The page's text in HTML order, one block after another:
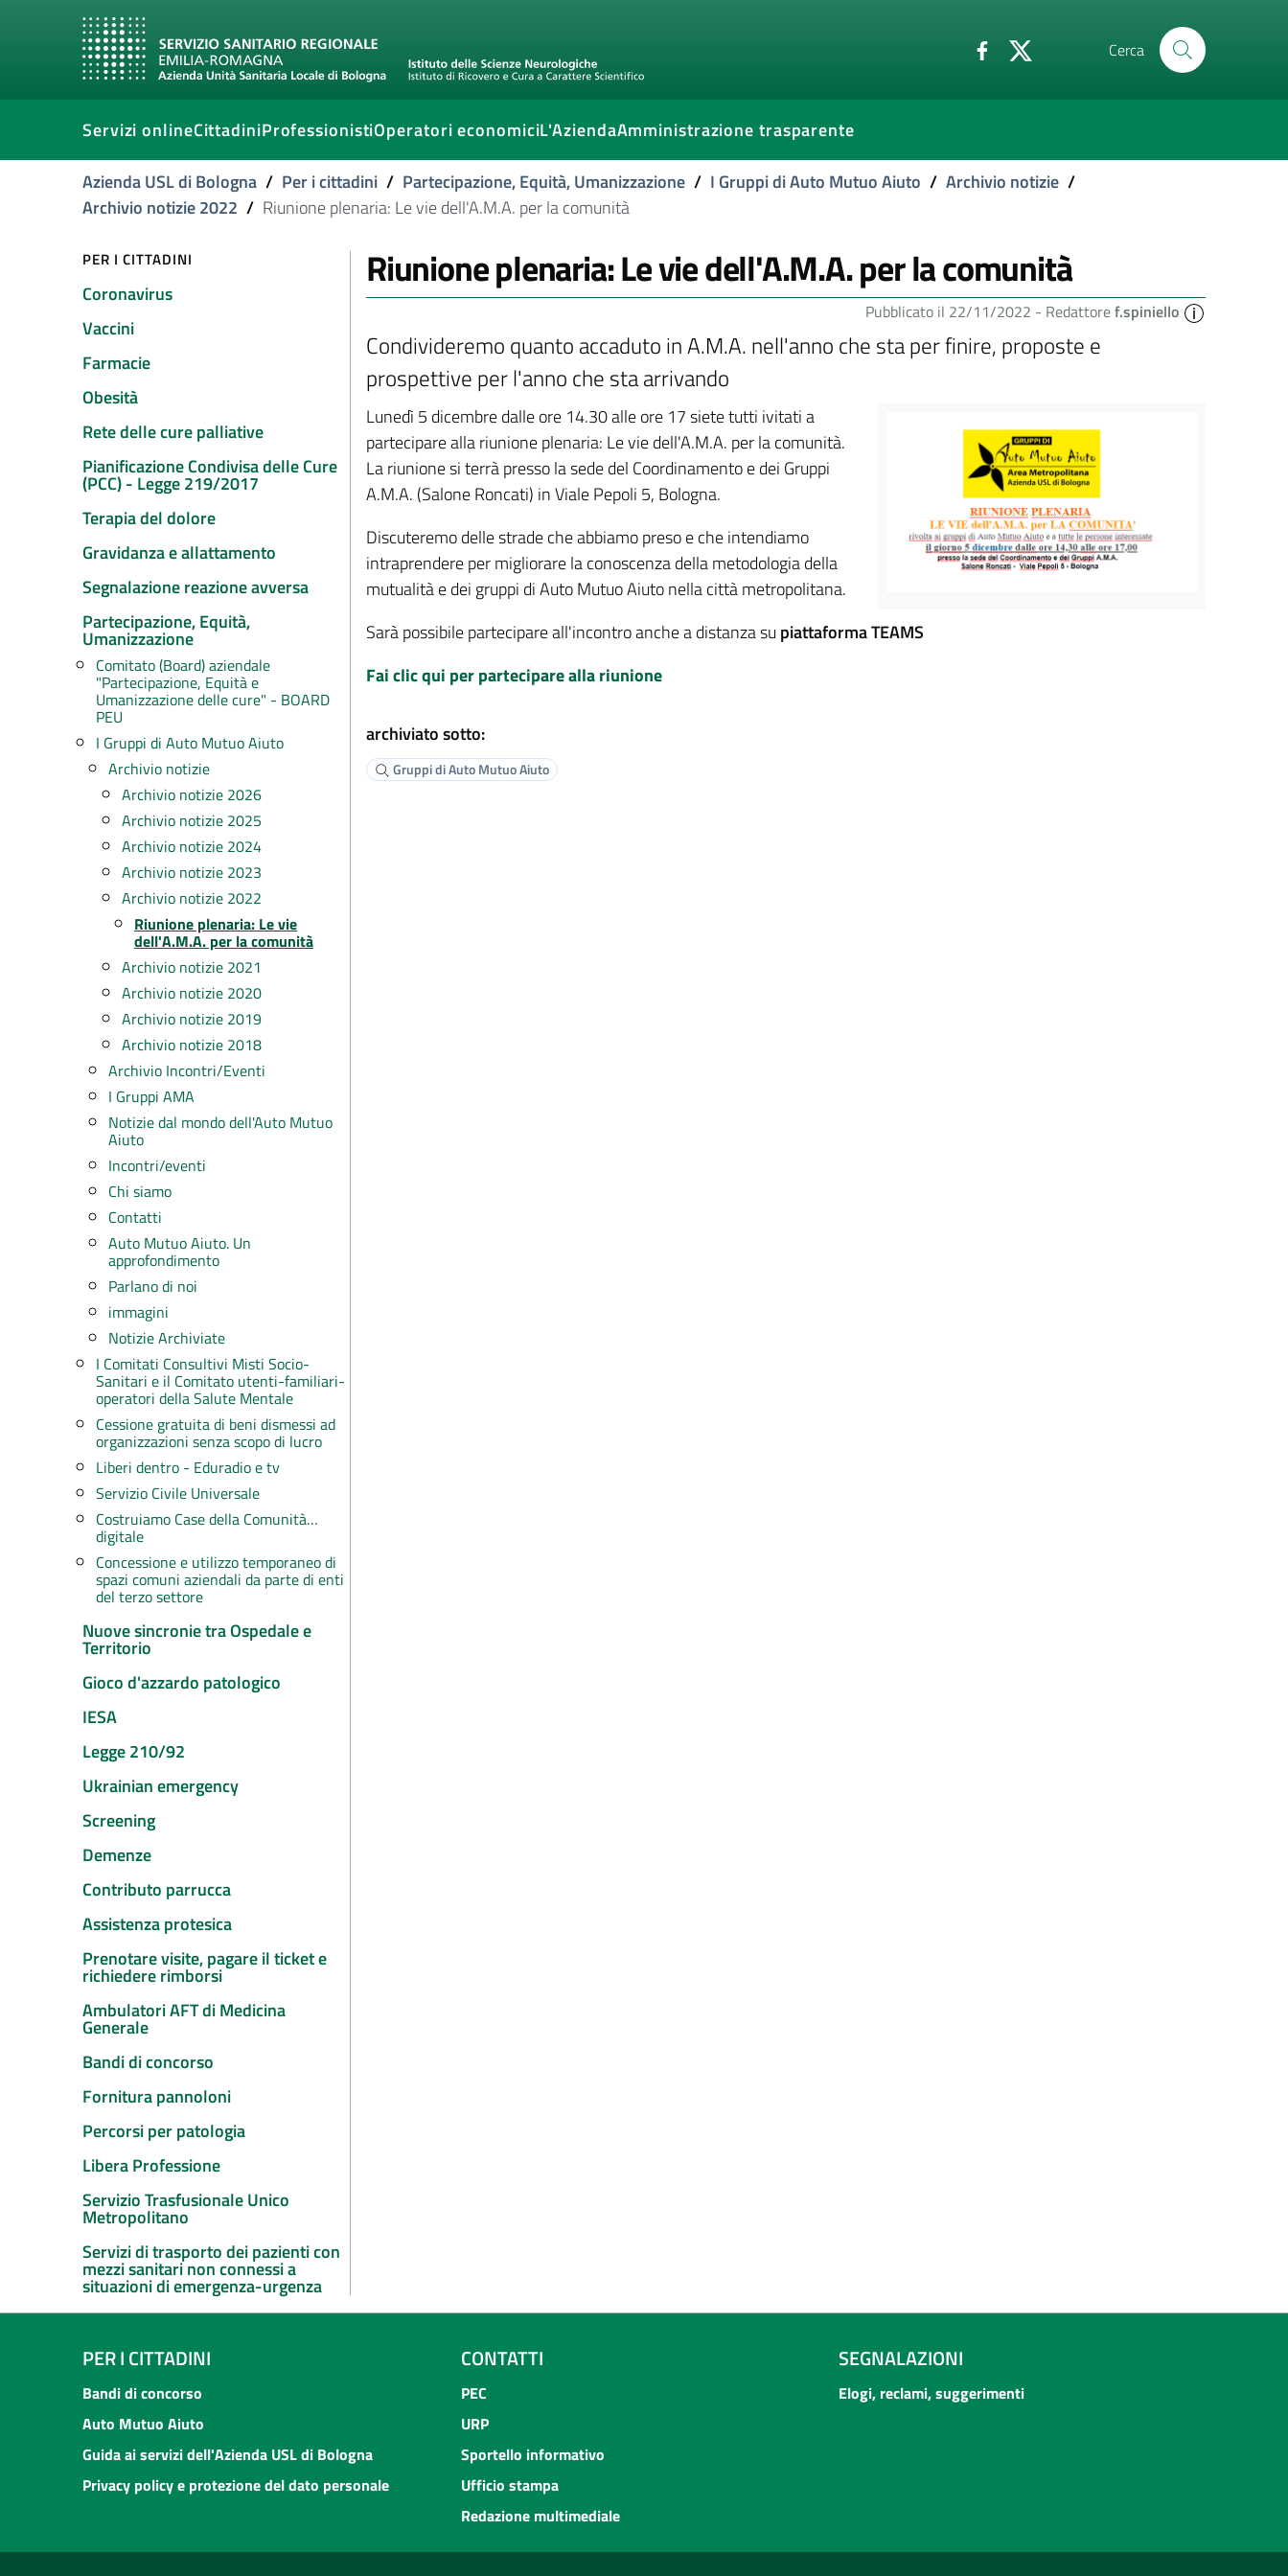
Cerca
Servizi onlineCittadiniProfessionistiOperatori economiciL'AziendaAmministrazione trasparente
Azienda USL di Bologna / Per i cittadini / Partecipazione, Equità, Umanizzazione / I Gruppi di Auto Mutuo Aiuto / Archivio notizie /
Archivio notizie 2022 / Riunione plenaria: Le vie dell'A.M.A. per la comunità
PER I CITTADINI
Coronavirus
Vaccini
Farmacie
Obesità
Rete delle cure palliative
Pianificazione Condivisa delle Cure
(PCC) - Legge 219/2017
Terapia del dolore
Gravidanza e allattamento
Segnalazione reazione avversa
Partecipazione, Equità,
Umanizzazione
Comitato (Board) aziendale
"Partecipazione, Equità e
Umanizzazione delle cure" - BOARD
PEU
I Gruppi di Auto Mutuo Aiuto
Archivio notizie
Archivio notizie 2026
Archivio notizie 2025
Archivio notizie 2024
Archivio notizie 2023
Archivio notizie 2022
Riunione plenaria: Le vie
dell'A.M.A. per la comunità
Archivio notizie 2021
Archivio notizie 2020
Archivio notizie 2019
Archivio notizie 2018
Archivio Incontri/Eventi
I Gruppi AMA
Notizie dal mondo dell'Auto Mutuo
Aiuto
Incontri/eventi
Chi siamo
Contatti
Auto Mutuo Aiuto. Un
approfondimento
Parlano di noi
immagini
Notizie Archiviate
I Comitati Consultivi Misti Socio-
Sanitari e il Comitato utenti-familiari-
operatori della Salute Mentale
Cessione gratuita di beni dismessi ad
organizzazioni senza scopo di lucro
Liberi dentro - Eduradio e tv
Servizio Civile Universale
Costruiamo Case della Comunità…
digitale
Concessione e utilizzo temporaneo di
spazi comuni aziendali da parte di enti
del terzo settore
Nuove sincronie tra Ospedale e
Territorio
Gioco d'azzardo patologico
IESA
Legge 210/92
Ukrainian emergency
Screening
Demenze
Contributo parrucca
Assistenza protesica
Prenotare visite, pagare il ticket e
richiedere rimborsi
Ambulatori AFT di Medicina
Generale
Bandi di concorso
Fornitura pannoloni
Percorsi per patologia
Libera Professione
Servizio Trasfusionale Unico
Metropolitano
Servizi di trasporto dei pazienti con
mezzi sanitari non connessi a
situazioni di emergenza-urgenza
Riunione plenaria: Le vie dell'A.M.A. per la comunità
Pubblicato il 22/11/2022 - Redattoref.spiniello
Condivideremo quanto accaduto in A.M.A. nell'anno che sta per finire, proposte e
prospettive per l'anno che sta arrivando
Lunedì 5 dicembre dalle ore 14.30 alle ore 17 siete tutti ivitati a
partecipare alla riunione plenaria: Le vie dell'A.M.A. per la comunità.
La riunione si terrà presso la sede del Coordinamento e dei Gruppi
A.M.A. (Salone Roncati) in Viale Pepoli 5, Bologna.
Discuteremo delle strade che abbiamo preso e che intendiamo
intraprendere per migliorare la conoscenza della metodologia della
mutualità e dei gruppi di Auto Mutuo Aiuto nella città metropolitana.
Sarà possibile partecipare all'incontro anche a distanza su piattaforma TEAMS
Fai clic qui per partecipare alla riunione
archiviato sotto:
Gruppi di Auto Mutuo Aiuto
PER I CITTADINI
Bandi di concorso
Auto Mutuo Aiuto
Guida ai servizi dell'Azienda USL di Bologna
Privacy policy e protezione del dato personale
CONTATTI
PEC
URP
Sportello informativo
Ufficio stampa
Redazione multimediale
SEGNALAZIONI
Elogi, reclami, suggerimenti